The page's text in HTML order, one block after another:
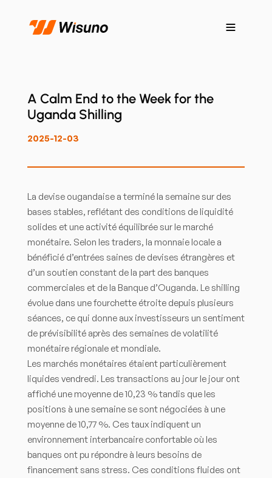
A Calm End to the Week for the
Uganda Shilling
2025-12-03
La devise ougandaise a terminé la semaine sur des
bases stables, reflétant des conditions de liquidité
solides et une activité équilibrée sur le marché
monétaire. Selon les traders, la monnaie locale a
bénéficié d’entrées saines de devises étrangères et
d’un soutien constant de la part des banques
commerciales et de la Banque d’Ouganda. Le shilling
évolue dans une fourchette étroite depuis plusieurs
séances, ce qui donne aux investisseurs un sentiment
de prévisibilité après des semaines de volatilité
monétaire régionale et mondiale.
Les marchés monétaires étaient particulièrement
liquides vendredi. Les transactions au jour le jour ont
affiché une moyenne de 10,23 % tandis que les
positions à une semaine se sont négociées à une
moyenne de 10,77 %. Ces taux indiquent un
environnement interbancaire confortable où les
banques ont pu répondre à leurs besoins de
financement sans stress. Ces conditions fluides ont